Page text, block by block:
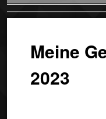
Meine
2023